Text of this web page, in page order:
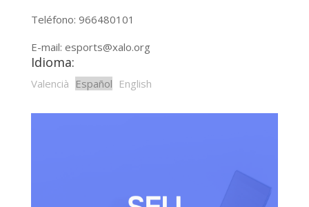
Teléfono: 966480101
E-mail: esports@xalo.org
Idioma:
Valencià Español English